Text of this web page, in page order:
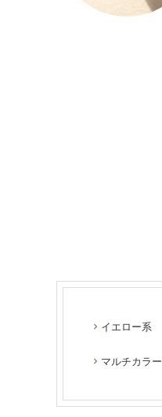
イエロー系
マルチカラー